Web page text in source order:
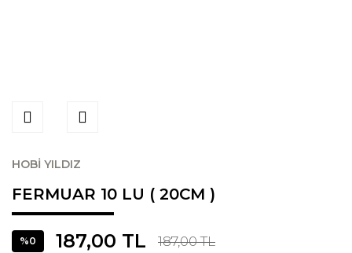
HOBİ YILDIZ
FERMUAR 10 LU ( 20CM )
%0 187,00 TL 187,00 TL